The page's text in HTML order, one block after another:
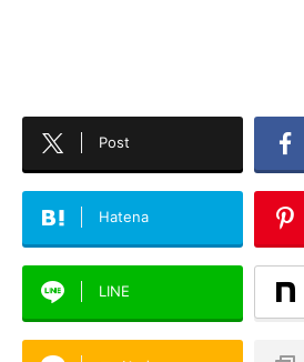
Post
Hatena
LINE